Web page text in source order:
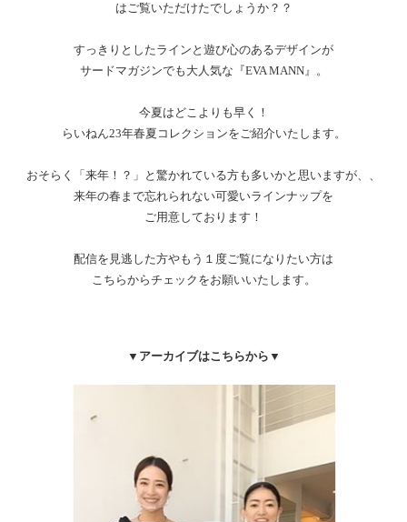
はご覧いただけたでしょうか？？
すっきりとしたラインと遊び心のあるデザインが
サードマガジンでも大人気な『EVA MANN』。
今夏はどこよりも早く！
らいねん23年春夏コレクションをご紹介いたします。
おそらく「来年！？」と驚かれている方も多いかと思いますが、、
来年の春まで忘れられない可愛いラインナップを
ご用意しております！
配信を見逃した方やもう１度ご覧になりたい方は
こちらからチェックをお願いいたします。
▼アーカイブはこちらから▼